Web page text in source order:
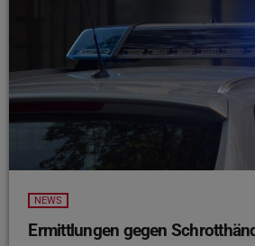
NEWS
Ermittlungen gegen